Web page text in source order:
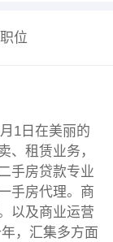
位
1日在美丽的
、租赁业务，
手房贷款专业
手房代理。商
以及商业运营
，汇集多方面